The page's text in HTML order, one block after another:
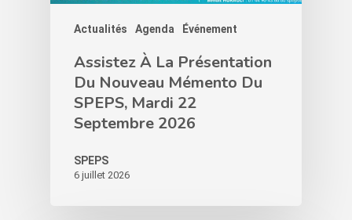
Actualités Agenda Événement
Assistez À La Présentation
Du Nouveau Mémento Du
SPEPS, Mardi 22
Septembre 2026
SPEPS
6 juillet 2026